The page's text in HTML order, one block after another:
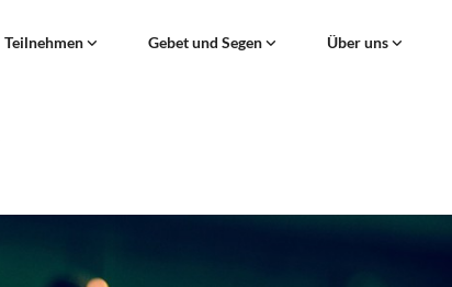
Teilnehmen Gebet und Segen Über uns